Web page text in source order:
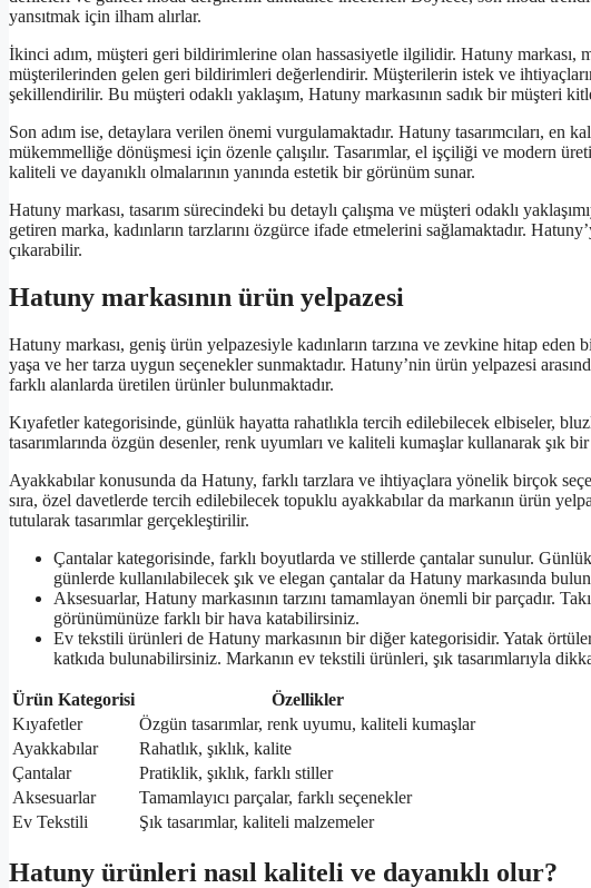
yansıtmak için ilham alırlar.
İkinci adım, müşteri geri bildirimlerine olan hassasiyetle ilgilidir. Hatuny markası,
müşterilerinden gelen geri bildirimleri değerlendirir. Müşterilerin istek ve
şekillendirilir. Bu müşteri odaklı yaklaşım, Hatuny markasının sadık bir müşteri
Son adım ise, detaylara verilen önemi vurgulamaktadır. Hatuny tasarımcıları, en
mükemmelliğe dönüşmesi için özenle çalışılır. Tasarımlar, el işçiliği ve modern
kaliteli ve dayanıklı olmalarının yanında estetik bir görünüm sunar.
Hatuny markası, tasarım sürecindeki bu detaylı çalışma ve müşteri odaklı
getiren marka, kadınların tarzlarını özgürce ifade etmelerini sağlamaktadır.
çıkarabilir.
Hatuny markasının ürün yelpazesi
Hatuny markası, geniş ürün yelpazesiyle kadınların tarzına ve zevkine hitap
yaşa ve her tarza uygun seçenekler sunmaktadır. Hatuny’nin ürün yelpazesi
farklı alanlarda üretilen ürünler bulunmaktadır.
Kıyafetler kategorisinde, günlük hayatta rahatlıkla tercih edilebilecek elbiseler,
tasarımlarında özgün desenler, renk uyumları ve kaliteli kumaşlar kullanarak şık
Ayakkabılar konusunda da Hatuny, farklı tarzlara ve ihtiyaçlara yönelik birçok
sıra, özel davetlerde tercih edilebilecek topuklu ayakkabılar da markanın ürün
tutularak tasarımlar gerçekleştirilir.
Çantalar kategorisinde, farklı boyutlarda ve stillerde çantalar sunulur.
günlerde kullanılabilecek şık ve elegan çantalar da Hatuny markasında
Aksesuarlar, Hatuny markasının tarzını tamamlayan önemli bir parçadır.
görünümünüze farklı bir hava katabilirsiniz.
Ev tekstili ürünleri de Hatuny markasının bir diğer kategorisidir. Yatak
katkıda bulunabilirsiniz. Markanın ev tekstili ürünleri, şık tasarımlarıyla
Ürün Kategorisi
Özellikler
Kıyafetler
Özgün tasarımlar, renk uyumu, kaliteli kumaşlar
Ayakkabılar
Rahatlık, şıklık, kalite
Çantalar
Pratiklik, şıklık, farklı stiller
Aksesuarlar
Tamamlayıcı parçalar, farklı seçenekler
Ev Tekstili
Şık tasarımlar, kaliteli malzemeler
Hatuny ürünleri nasıl kaliteli ve dayanıklı olur?